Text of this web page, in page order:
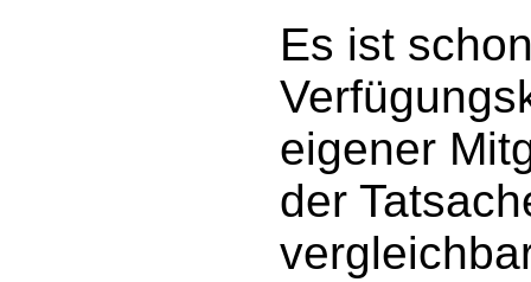
Es ist
eigener
der